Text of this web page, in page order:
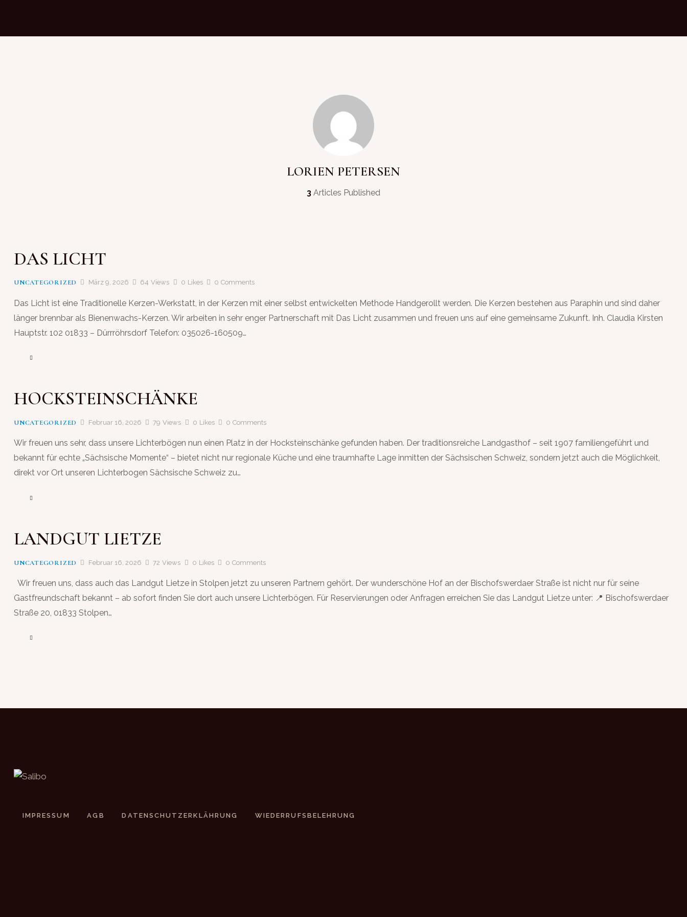
LORIEN PETERSEN
3 Articles Published
DAS LICHT
UNCATEGORIZED März 9, 2026 64 Views 0 Likes 0 Comments
Das Licht ist eine Traditionelle Kerzen-Werkstatt, in der Kerzen mit einer selbst entwickelten Methode Handgerollt werden. Die Kerzen bestehen aus Paraphin und sind daher
länger brennbar als Bienenwachs-Kerzen. Wir arbeiten in sehr enger Partnerschaft mit Das Licht zusammen und freuen uns auf eine gemeinsame Zukunft. Inh. Claudia Kirsten
Hauptstr. 102 01833 – Dürrröhrsdorf Telefon: 035026-160509…
HOCKSTEINSCHÄNKE
UNCATEGORIZED Februar 16, 2026 79 Views 0 Likes 0 Comments
Wir freuen uns sehr, dass unsere Lichterbögen nun einen Platz in der Hocksteinschänke gefunden haben. Der traditionsreiche Landgasthof – seit 1907 familiengeführt und
bekannt für echte „Sächsische Momente“ – bietet nicht nur regionale Küche und eine traumhafte Lage inmitten der Sächsischen Schweiz, sondern jetzt auch die Möglichkeit,
direkt vor Ort unseren Lichterbogen Sächsische Schweiz zu…
LANDGUT LIETZE
UNCATEGORIZED Februar 16, 2026 72 Views 0 Likes 0 Comments
Wir freuen uns, dass auch das Landgut Lietze in Stolpen jetzt zu unseren Partnern gehört. Der wunderschöne Hof an der Bischofswerdaer Straße ist nicht nur für seine
Gastfreundschaft bekannt – ab sofort finden Sie dort auch unsere Lichterbögen. Für Reservierungen oder Anfragen erreichen Sie das Landgut Lietze unter: 📍 Bischofswerdaer
Straße 20, 01833 Stolpen…
IMPRESSUM AGB DATENSCHUTZERKLÄHRUNG WIEDERRUFSBELEHRUNG